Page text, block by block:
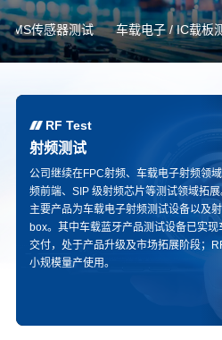
传感器测试 车载电子 / IC载板
RF Test
射频测试
公司继续在FPC射频、车载电子射频领
频前端、SIP 级射频芯片等测试领域拓展
主要产品为车载电子射频测试设备以及
box。其中车载蓝牙产品测试设备已实
交付，处于产品升级及市场拓展阶段；
小规模量产使用。